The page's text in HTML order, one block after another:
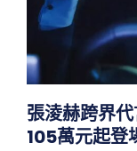
張淩赫跨界
105萬元起登